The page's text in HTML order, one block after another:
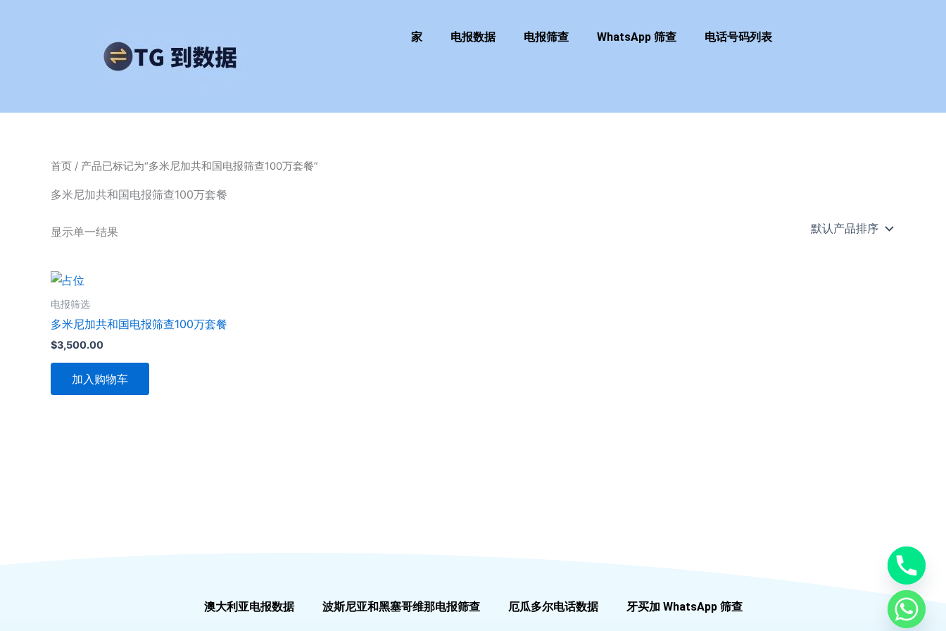
家 电报数据 电报筛查 WhatsApp 筛查 电话号码列表
首页 / 产品已标记为“多米尼加共和国电报筛查100万套餐”
多米尼加共和国电报筛查100万套餐
显示单一结果
电报筛选
多米尼加共和国电报筛查100万套餐
$3,500.00
加入购物车
澳大利亚电报数据 波斯尼亚和黑塞哥维那电报筛查 厄瓜多尔电话数据 牙买加 WhatsApp 筛查